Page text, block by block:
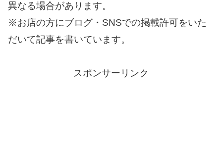
異なる場合があります。
※お店の方にブログ・SNSでの掲載許可をいた
だいて記事を書いています。
スポンサーリンク